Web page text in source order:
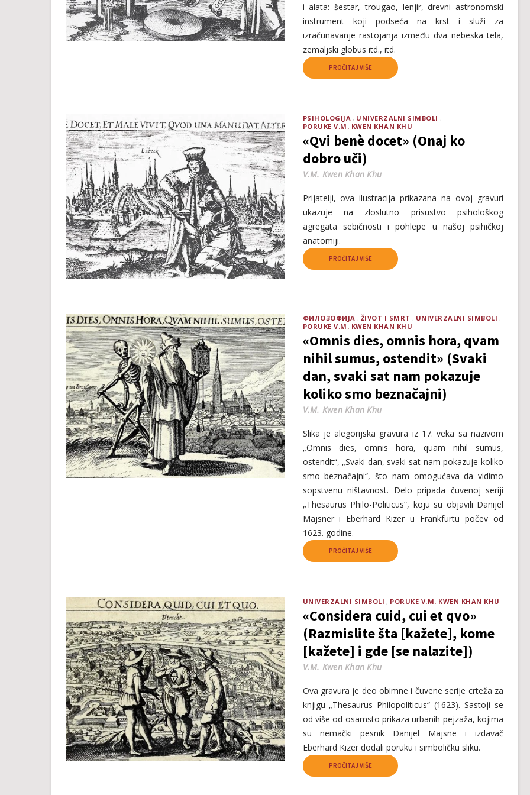
i alata: šestar, trougao, lenjir, drevni astronomski
instrument koji podseća na krst i služi za
izračunavanje rastojanja između dva nebeska tela,
zemaljski globus itd., itd.
PROČITAJ VIŠE
PSIHOLOGIJA
UNIVERZALNI SIMBOLI
PORUKE V.M. KWEN KHAN KHU
«Qvi benè docet» (Onaj ko
dobro uči)
V.M. Kwen Khan Khu
Prijatelji, ova ilustracija prikazana na ovoj gravuri
ukazuje na zloslutno prisustvo psihološkog
agregata sebičnosti i pohlepe u našoj psihičkoj
anatomiji.
PROČITAJ VIŠE
ФИЛОЗОФИЈА ŽIVOT I SMRT
UNIVERZALNI SIMBOLI
PORUKE V.M. KWEN KHAN KHU
«Omnis dies, omnis hora, qvam
nihil sumus, ostendit» (Svaki
dan, svaki sat nam pokazuje
koliko smo beznačajni)
V.M. Kwen Khan Khu
Slika je alegorijska gravura iz 17. veka sa nazivom
„Omnis dies, omnis hora, quam nihil sumus,
ostendit“, „Svaki dan, svaki sat nam pokazuje koliko
smo beznačajni“, što nam omogućava da vidimo
sopstvenu ništavnost. Delo pripada čuvenoj seriji
„Thesaurus Philo-Politicus“, koju su objavili Danijel
Majsner i Eberhard Kizer u Frankfurtu počev od
1623. godine.
PROČITAJ VIŠE
UNIVERZALNI SIMBOLI PORUKE V.M. KWEN KHAN KHU
«Considera cuid, cui et qvo»
(Razmislite šta [kažete], kome
[kažete] i gde [se nalazite])
V.M. Kwen Khan Khu
Ova gravura je deo obimne i čuvene serije crteža za
knjigu „Thesaurus Philopoliticus“ (1623). Sastoji se
od više od osamsto prikaza urbanih pejzaža, kojima
su nemački pesnik Danijel Majsne i izdavač
Eberhard Kizer dodali poruku i simboličku sliku.
PROČITAJ VIŠE